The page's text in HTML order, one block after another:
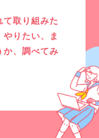
て取り組みた
りたい、ま
か、調べてみ